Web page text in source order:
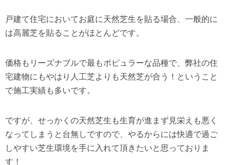
戸建て住宅においてお庭に天然芝生を貼る場合、一般的に
は高麗芝を貼ることがほとんどです。
価格もリーズナブルで最もポピュラーな品種で、弊社の住
宅建物にもやはり人工芝よりも天然芝が合う！ということ
で施工実績も多いです。
ですが、せっかくの天然芝生も生育が進まず見栄えも悪く
なってしまうと台無しですので、やるからには快適で過ご
しやすい芝生環境を手に入れて頂きたいと思っておりま
す！